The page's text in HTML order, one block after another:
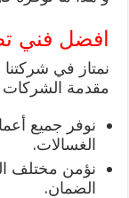
افضل فني
نمتاز في شركتنا
مقدمة الشركات
نوفر جميع
الغسالات.
نؤمن مختلف
الضمان.